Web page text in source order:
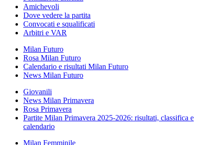
Amichevoli
Dove vedere la partita
Convocati e squalificati
Arbitri e VAR
Milan Futuro
Rosa Milan Futuro
Calendario e risultati Milan Futuro
News Milan Futuro
Giovanili
News Milan Primavera
Rosa Primavera
Partite Milan Primavera 2025-2026: risultati, classifica e
calendario
Milan Femminile